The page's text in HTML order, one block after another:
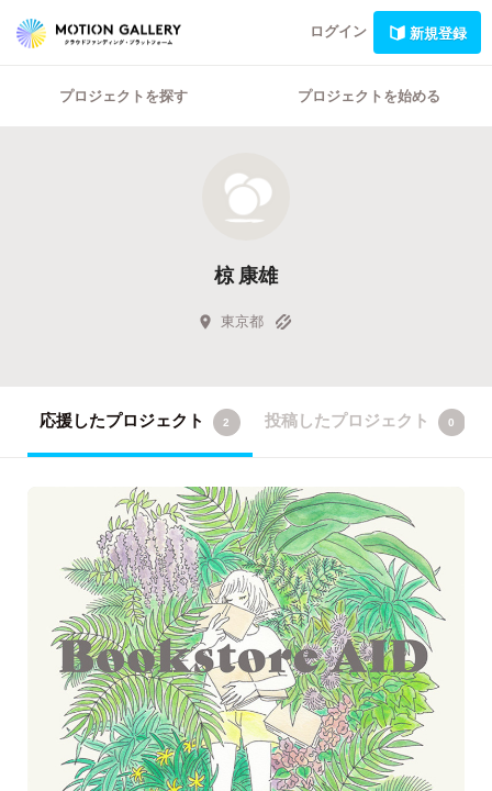
ログイン 新規登録
プロジェクトを探す プロジェクトを始める
椋 康雄
東京都
応援したプロジェクト 2 投稿したプロジェクト 0